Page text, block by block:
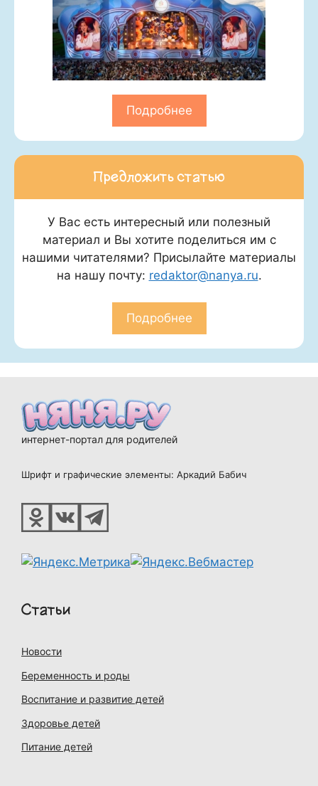
Подробнее
Предложить статью
У Вас есть интересный или полезный
материал и Вы хотите поделиться им с
нашими читателями? Присылайте материалы
на нашу почту: redaktor@nanya.ru.
Подробнее
интернет-портал для родителей
Шрифт и графические элементы: Аркадий Бабич
Статьи
Новости
Беременность и роды
Воспитание и развитие детей
Здоровье детей
Питание детей